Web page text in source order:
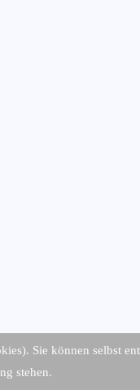
Sie können selbst
stehen.